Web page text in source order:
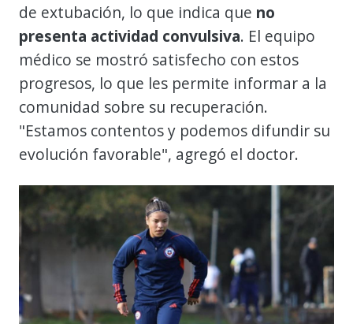
de extubación, lo que indica que no
presenta actividad convulsiva. El equipo
médico se mostró satisfecho con estos
progresos, lo que les permite informar a la
comunidad sobre su recuperación.
"Estamos contentos y podemos difundir su
evolución favorable", agregó el doctor.